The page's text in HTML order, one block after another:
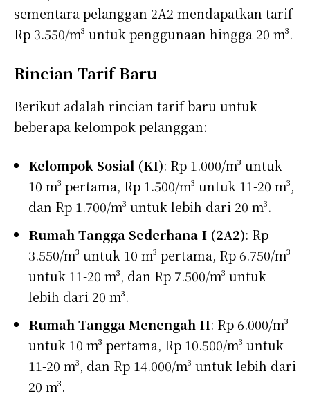
sementara pelanggan 2A2 mendapatkan tarif
Rp 3.550/m³ untuk penggunaan hingga 20 m³.
Rincian Tarif Baru
Berikut adalah rincian tarif baru untuk
beberapa kelompok pelanggan:
Kelompok Sosial (KI): Rp 1.000/m³ untuk
10 m³ pertama, Rp 1.500/m³ untuk 11-20 m³,
dan Rp 1.700/m³ untuk lebih dari 20 m³.
Rumah Tangga Sederhana I (2A2): Rp
3.550/m³ untuk 10 m³ pertama, Rp 6.750/m³
untuk 11-20 m³, dan Rp 7.500/m³ untuk
lebih dari 20 m³.
Rumah Tangga Menengah II: Rp 6.000/m³
untuk 10 m³ pertama, Rp 10.500/m³ untuk
11-20 m³, dan Rp 14.000/m³ untuk lebih dari
20 m³.